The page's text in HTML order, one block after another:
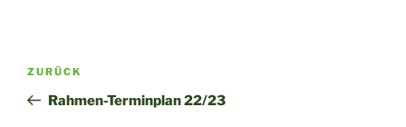
Beitragsnavigation
Vorheriger
Beitrag
ZURÜCK
Rahmen-Terminplan 22/23